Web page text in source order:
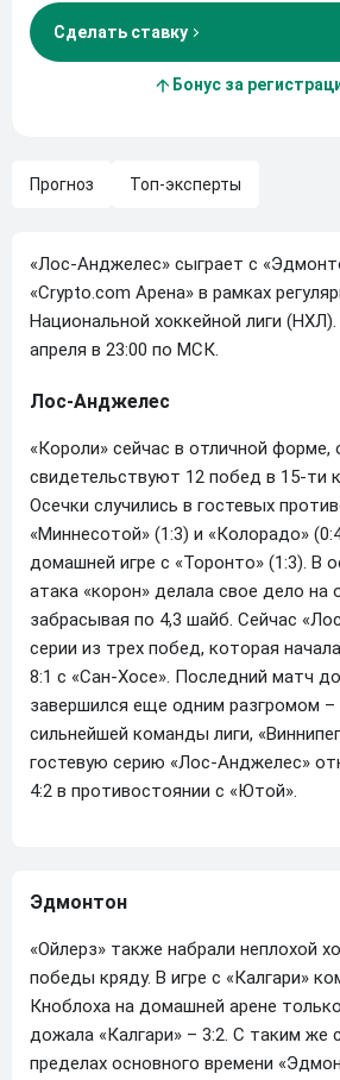
Сделать ставку
Бонус за
Прогноз Топ-эксперты
«Лос-Анджелес» сыграет с
«Crypto.com Арена» в рамках
Национальной хоккейной лиги
апреля в 23:00 по МСК.
Лос-Анджелес
«Короли» сейчас в отличной форме,
свидетельствуют 12 побед в 15-ти
Осечки случились в гостевых
«Миннесотой» (1:3) и «Колорадо»
домашней игре с «Торонто» (1:3). В
атака «корон» делала свое дело на
забрасывая по 4,3 шайб. Сейчас
серии из трех побед, которая
8:1 с «Сан-Хосе». Последний матч
завершился еще одним разгромом –
сильнейшей команды лиги,
гостевую серию «Лос-Анджелес»
4:2 в противостоянии с «Ютой».
Эдмонтон
«Ойлерз» также набрали неплохой
победы кряду. В игре с «Калгари»
Кноблоха на домашней арене
дожала «Калгари» – 3:2. С таким же
пределах основного времени